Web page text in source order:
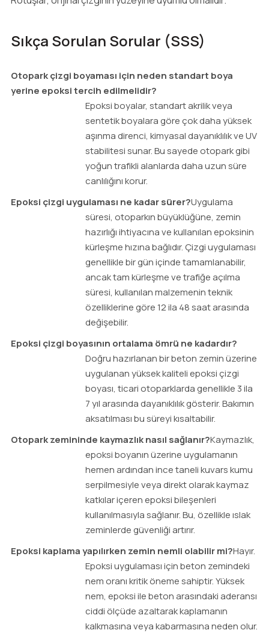
Sıkça Sorulan Sorular (SSS)
Otopark çizgi boyaması için neden standart boya
yerine epoksi tercih edilmelidir?
Epoksi boyalar, standart akrilik veya
sentetik boyalara göre çok daha yüksek
aşınma direnci, kimyasal dayanıklılık ve UV
stabilitesi sunar. Bu sayede otopark gibi
yoğun trafikli alanlarda daha uzun süre
canlılığını korur.
Epoksi çizgi uygulaması ne kadar sürer?Uygulama
süresi, otoparkın büyüklüğüne, zemin
hazırlığı ihtiyacına ve kullanılan epoksinin
kürleşme hızına bağlıdır. Çizgi uygulaması
genellikle bir gün içinde tamamlanabilir,
ancak tam kürleşme ve trafiğe açılma
süresi, kullanılan malzemenin teknik
özelliklerine göre 12 ila 48 saat arasında
değişebilir.
Epoksi çizgi boyasının ortalama ömrü ne kadardır?
Doğru hazırlanan bir beton zemin üzerine
uygulanan yüksek kaliteli epoksi çizgi
boyası, ticari otoparklarda genellikle 3 ila
7 yıl arasında dayanıklılık gösterir. Bakımın
aksatılması bu süreyi kısaltabilir.
Otopark zemininde kaymazlık nasıl sağlanır?Kaymazlık,
epoksi boyanın üzerine uygulamanın
hemen ardından ince taneli kuvars kumu
serpilmesiyle veya direkt olarak kaymaz
katkılar içeren epoksi bileşenleri
kullanılmasıyla sağlanır. Bu, özellikle ıslak
zeminlerde güvenliği artırır.
Epoksi kaplama yapılırken zemin nemli olabilir mi?Hayır.
Epoksi uygulaması için beton zemindeki
nem oranı kritik öneme sahiptir. Yüksek
nem, epoksi ile beton arasındaki aderansı
ciddi ölçüde azaltarak kaplamanın
kalkmasına veya kabarmasına neden olur.